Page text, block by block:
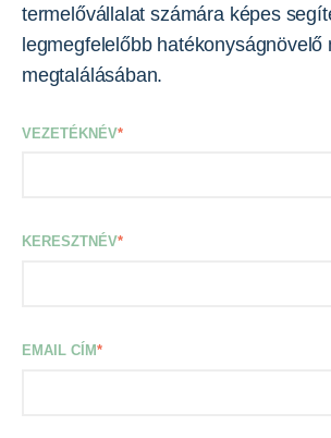
termelővállalat számára képes
legmegfelelőbb hatékonyságnövelő
megtalálásában.
VEZETÉKNÉV*
KERESZTNÉV*
EMAIL CÍM*